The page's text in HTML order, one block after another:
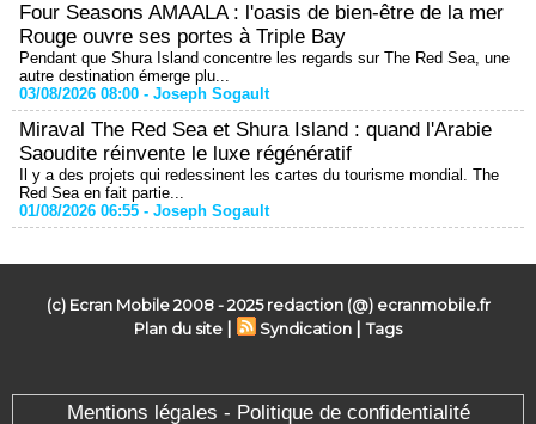
Four Seasons AMAALA : l'oasis de bien-être de la mer
Rouge ouvre ses portes à Triple Bay
Pendant que Shura Island concentre les regards sur The Red Sea, une
autre destination émerge plu...
03/08/2026 08:00 - Joseph Sogault
Miraval The Red Sea et Shura Island : quand l'Arabie
Saoudite réinvente le luxe régénératif
Il y a des projets qui redessinent les cartes du tourisme mondial. The
Red Sea en fait partie...
01/08/2026 06:55 - Joseph Sogault
(c) Ecran Mobile 2008 - 2025 redaction (@) ecranmobile.fr
Plan du site | Syndication |Tags
Mentions légales - Politique de confidentialité